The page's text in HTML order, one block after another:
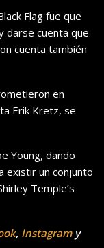
Flag fue que
darse cuenta que
cuenta también
en
Erik Kretz, se
Young, dando
existir un conjunto
Temple’s
, Instagramy